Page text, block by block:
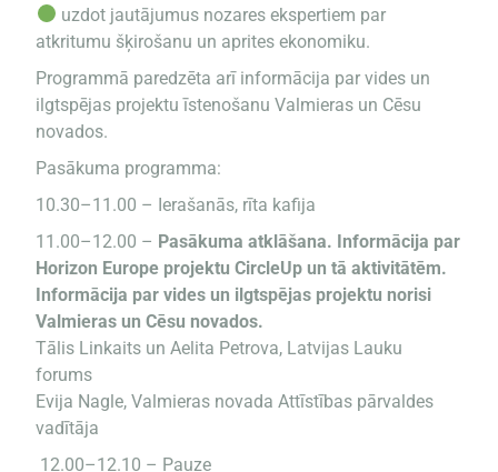
uzdot jautājumus nozares ekspertiem par
atkritumu šķirošanu un aprites ekonomiku.
Programmā paredzēta arī informācija par vides un
ilgtspējas projektu īstenošanu Valmieras un Cēsu
novados.
Pasākuma programma:
10.30–11.00 – Ierašanās, rīta kafija
11.00–12.00 – Pasākuma atklāšana. Informācija par
Horizon Europe projektu CircleUp un tā aktivitātēm.
Informācija par vides un ilgtspējas projektu norisi
Valmieras un Cēsu novados.
Tālis Linkaits un Aelita Petrova, Latvijas Lauku
forums
Evija Nagle, Valmieras novada Attīstības pārvaldes
vadītāja
12.00–12.10 – Pauze